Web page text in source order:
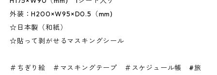
外装：H200×W95×D0.5（mm)
☆日本製（和紙）
☆貼って剥がせるマスキングシール
＃ちぎり絵 ＃マスキングテープ ＃スケジュール帳 #旅